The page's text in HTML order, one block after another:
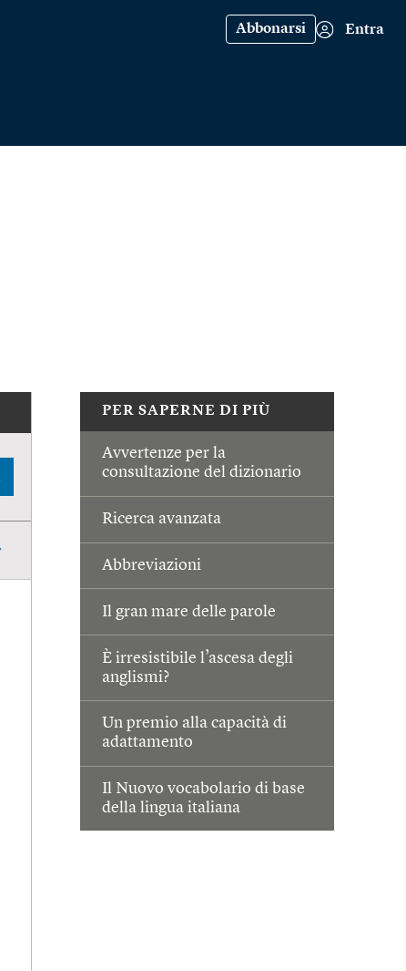
Abbonarsi Entra
PER SAPERNE DI PIÙ
Avvertenze per la
consultazione del dizionario
Ricerca avanzata
Abbreviazioni
Il gran mare delle parole
È irresistibile l’ascesa degli
anglismi?
Un premio alla capacità di
adattamento
Il Nuovo vocabolario di base
della lingua italiana